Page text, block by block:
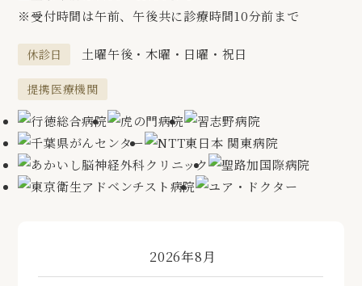
※受付時間は午前、午後共に診療時間10分前まで
休診日 土曜午後・木曜・日曜・祝日
提携医療機関
2026年8月